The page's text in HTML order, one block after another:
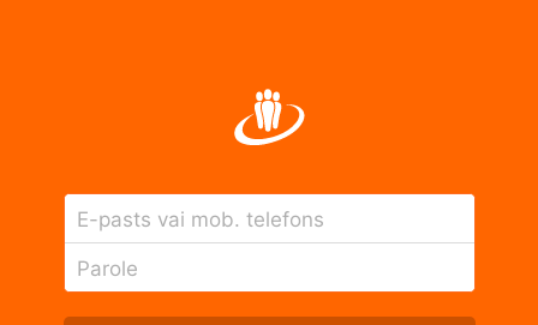
E-pasts vai mob. telefons
Parole